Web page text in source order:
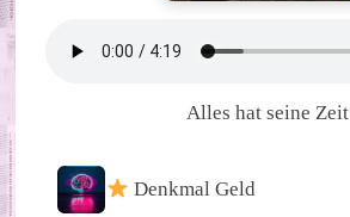
Alles hat seine Zeit
Denkmal Geld